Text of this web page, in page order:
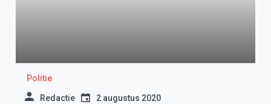
Politie
Redactie 2 augustus 2020